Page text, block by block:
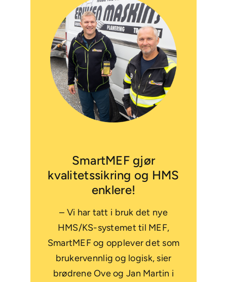
SmartMEF gjør
kvalitetssikring og HMS
enklere!
– Vi har tatt i bruk det nye
HMS/KS-systemet til MEF,
SmartMEF og opplever det som
brukervennlig og logisk, sier
brødrene Ove og Jan Martin i